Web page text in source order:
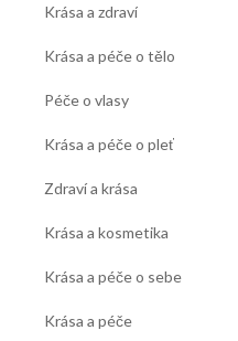
Krása a zdraví
Krása a péče o tělo
Péče o vlasy
Krása a péče o pleť
Zdraví a krása
Krása a kosmetika
Krása a péče o sebe
Krása a péče